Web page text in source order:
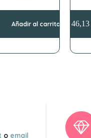
Añadir al carrito 46,13
o email